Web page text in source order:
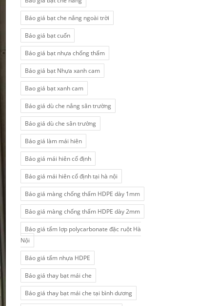
Báo giá bạt che nắng ngoài trời
Báo giá bạt cuốn
Báo giá bạt nhựa chống thấm
Báo giá bạt Nhựa xanh cam
Bao giá bạt xanh cam
Báo giá dù che nắng sân trường
Báo giá dù che sân trường
Báo giá làm mái hiên
Báo giá mái hiên cố định
Báo giá mái hiên cố định tại hà nội
Báo giá màng chống thấm HDPE dày 1mm
Báo giá màng chống thấm HDPE dày 2mm
Báo giá tấm lợp polycarbonate đặc ruột Hà
Nội
Báo giá tấm nhựa HDPE
Báo giá thay bạt mái che
Báo giá thay bạt mái che tại bình dương